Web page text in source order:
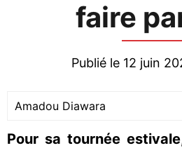
faire
Publié le 12 juin
Amadou Diawara
Pour sa tournée